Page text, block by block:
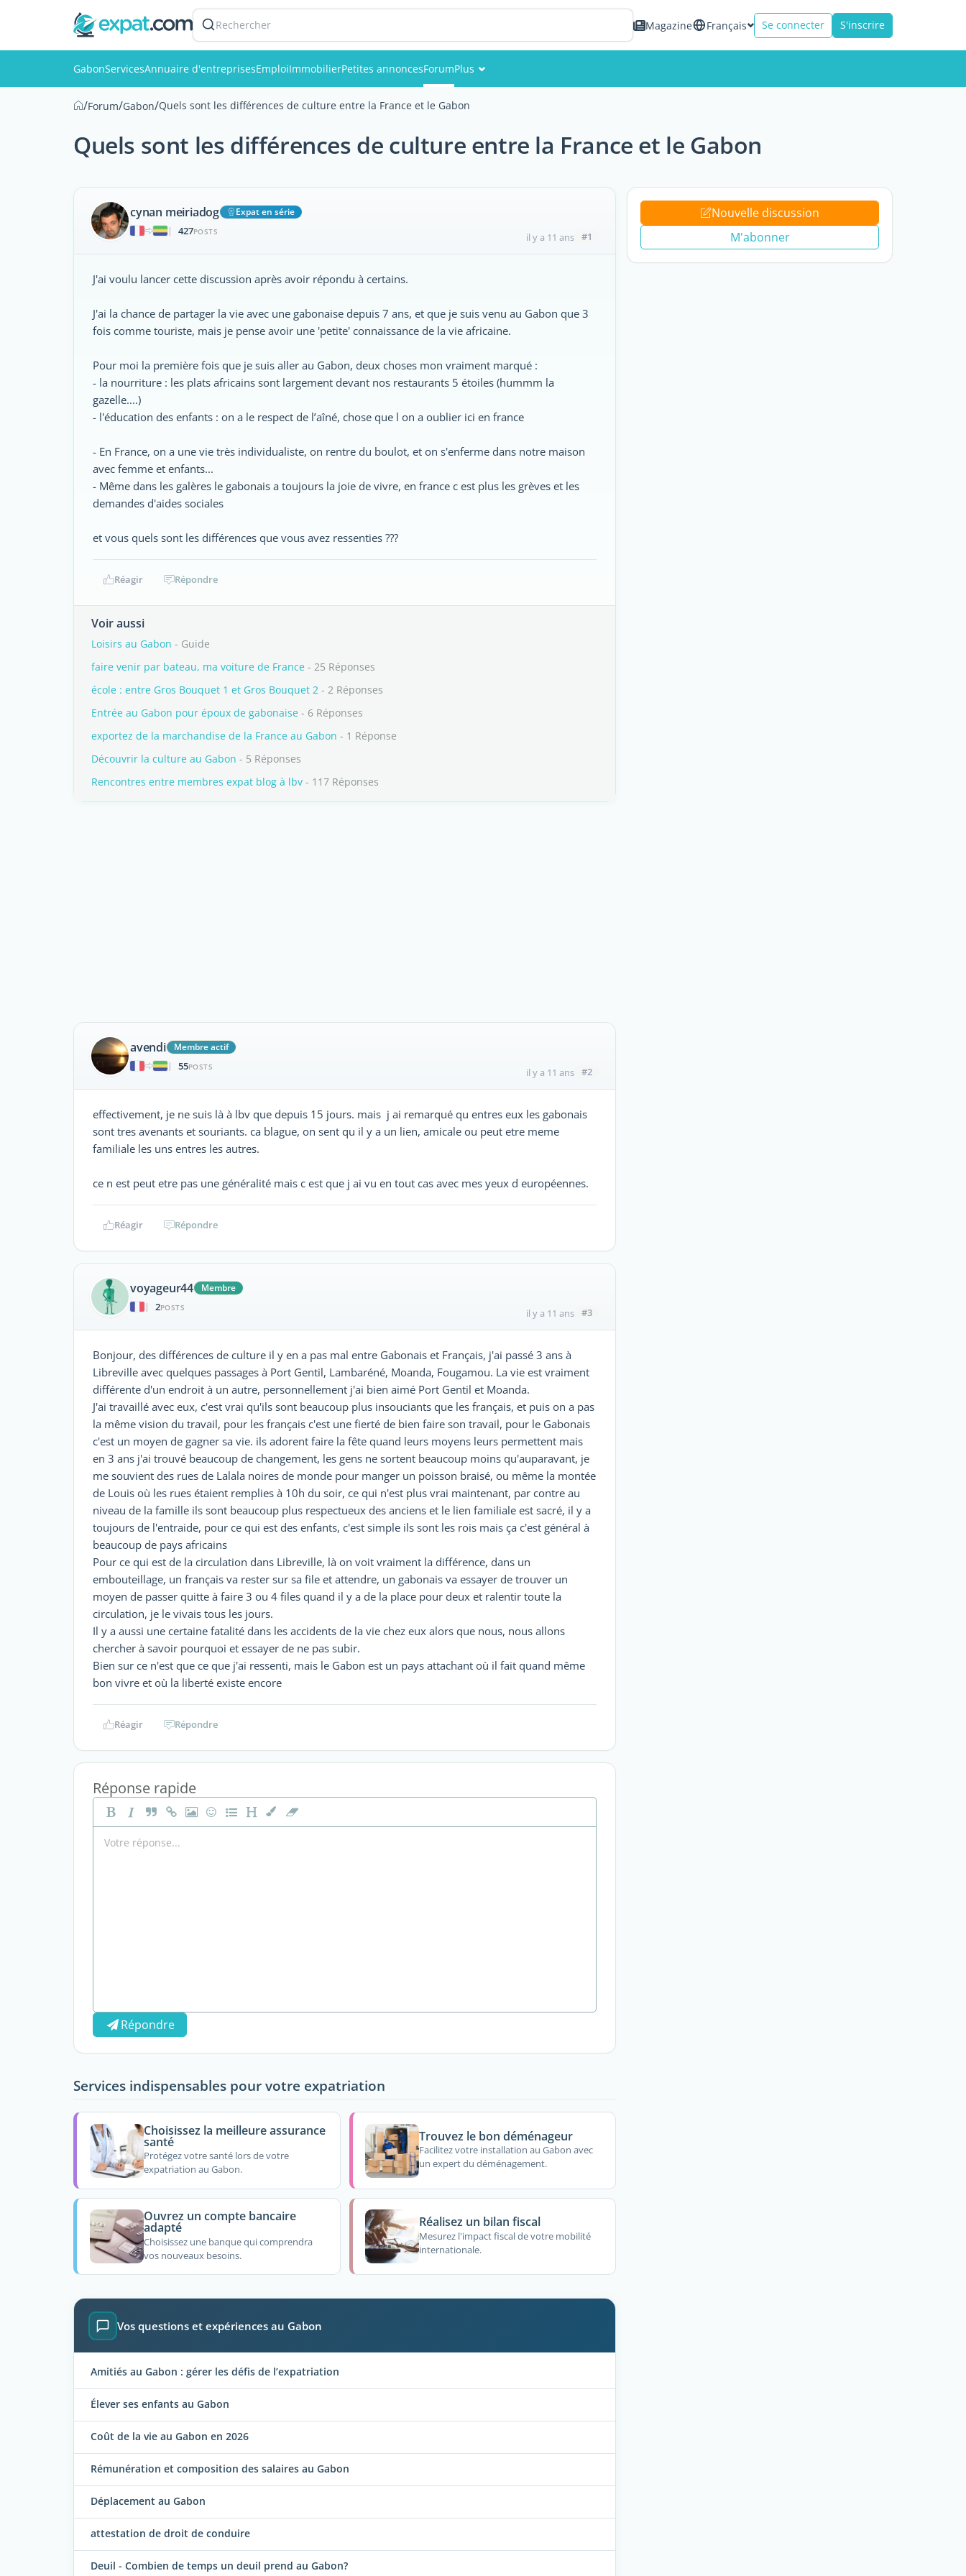
Rechercher Magazine Français Se connecter S'inscrire
GabonServicesAnnuaire d'entreprisesEmploiImmobilierPetites annoncesForumPlus
Événements
/Forum/Gabon/Quels sont les différences de culture entre la France et le Gabon
Quels sont les différences de culture entre la France et le Gabon
cynan meiriadog
Expat en série
|
427POSTS il y a 11 ans #1
J'ai voulu lancer cette discussion après avoir répondu à certains.
J'ai la chance de partager la vie avec une gabonaise depuis 7 ans, et que je suis venu au Gabon que 3
fois comme touriste, mais je pense avoir une 'petite' connaissance de la vie africaine.
Pour moi la première fois que je suis aller au Gabon, deux choses mon vraiment marqué :
- la nourriture : les plats africains sont largement devant nos restaurants 5 étoiles (hummm la
gazelle....)
- l'éducation des enfants : on a le respect de l’aîné, chose que l on a oublier ici en france
- En France, on a une vie très individualiste, on rentre du boulot, et on s'enferme dans notre maison
avec femme et enfants...
- Même dans les galères le gabonais a toujours la joie de vivre, en france c est plus les grèves et les
demandes d'aides sociales
et vous quels sont les différences que vous avez ressenties ???
Réagir Répondre
Voir aussi
Loisirs au Gabon - Guide
faire venir par bateau, ma voiture de France - 25 Réponses
école : entre Gros Bouquet 1 et Gros Bouquet 2 - 2 Réponses
Entrée au Gabon pour époux de gabonaise - 6 Réponses
exportez de la marchandise de la France au Gabon - 1 Réponse
Découvrir la culture au Gabon - 5 Réponses
Rencontres entre membres expat blog à lbv - 117 Réponses
avendi
Membre actif
|
55POSTS il y a 11 ans #2
effectivement, je ne suis là à lbv que depuis 15 jours. mais j ai remarqué qu entres eux les gabonais
sont tres avenants et souriants. ca blague, on sent qu il y a un lien, amicale ou peut etre meme
familiale les uns entres les autres.
ce n est peut etre pas une généralité mais c est que j ai vu en tout cas avec mes yeux d européennes.
Réagir Répondre
voyageur44
Membre
|
2POSTS il y a 11 ans #3
Bonjour, des différences de culture il y en a pas mal entre Gabonais et Français, j'ai passé 3 ans à
Libreville avec quelques passages à Port Gentil, Lambaréné, Moanda, Fougamou. La vie est vraiment
différente d'un endroit à un autre, personnellement j'ai bien aimé Port Gentil et Moanda.
J'ai travaillé avec eux, c'est vrai qu'ils sont beaucoup plus insouciants que les français, et puis on a pas
la même vision du travail, pour les français c'est une fierté de bien faire son travail, pour le Gabonais
c'est un moyen de gagner sa vie. ils adorent faire la fête quand leurs moyens leurs permettent mais
en 3 ans j'ai trouvé beaucoup de changement, les gens ne sortent beaucoup moins qu'auparavant, je
me souvient des rues de Lalala noires de monde pour manger un poisson braisé, ou même la montée
de Louis où les rues étaient remplies à 10h du soir, ce qui n'est plus vrai maintenant, par contre au
niveau de la famille ils sont beaucoup plus respectueux des anciens et le lien familiale est sacré, il y a
toujours de l'entraide, pour ce qui est des enfants, c'est simple ils sont les rois mais ça c'est général à
beaucoup de pays africains
Pour ce qui est de la circulation dans Libreville, là on voit vraiment la différence, dans un
embouteillage, un français va rester sur sa file et attendre, un gabonais va essayer de trouver un
moyen de passer quitte à faire 3 ou 4 files quand il y a de la place pour deux et ralentir toute la
circulation, je le vivais tous les jours.
Il y a aussi une certaine fatalité dans les accidents de la vie chez eux alors que nous, nous allons
chercher à savoir pourquoi et essayer de ne pas subir.
Bien sur ce n'est que ce que j'ai ressenti, mais le Gabon est un pays attachant où il fait quand même
bon vivre et où la liberté existe encore
Réagir Répondre
Réponse rapide
Répondre
Services indispensables pour votre expatriation
Choisissez la meilleure assurance
santé
Protégez votre santé lors de votre
expatriation au Gabon.
Trouvez le bon déménageur
Facilitez votre installation au Gabon avec
un expert du déménagement.
Ouvrez un compte bancaire
adapté
Choisissez une banque qui comprendra
vos nouveaux besoins.
Réalisez un bilan fiscal
Mesurez l'impact fiscal de votre mobilité
internationale.
Vos questions et expériences au Gabon
Amitiés au Gabon : gérer les défis de l’expatriation
Élever ses enfants au Gabon
Coût de la vie au Gabon en 2026
Rémunération et composition des salaires au Gabon
Déplacement au Gabon
attestation de droit de conduire
Deuil - Combien de temps un deuil prend au Gabon?
Nouvelle discussion
M'abonner